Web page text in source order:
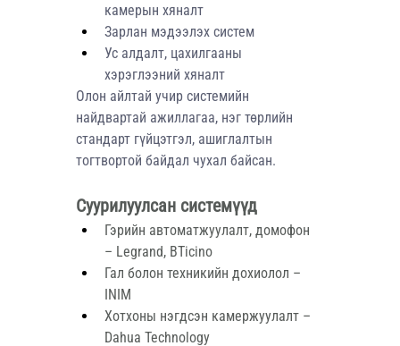
камерын хяналт
Зарлан мэдээлэх систем
Ус алдалт, цахилгааны
хэрэглээний хяналт
Олон айлтай учир системийн
найдвартай ажиллагаа, нэг төрлийн
стандарт гүйцэтгэл, ашиглалтын
тогтвортой байдал чухал байсан.
Суурилуулсан системүүд
Гэрийн автоматжуулалт, домофон
– Legrand, BTicino
Гал болон техникийн дохиолол –
INIM
Хотхоны нэгдсэн камержуулалт –
Dahua Technology